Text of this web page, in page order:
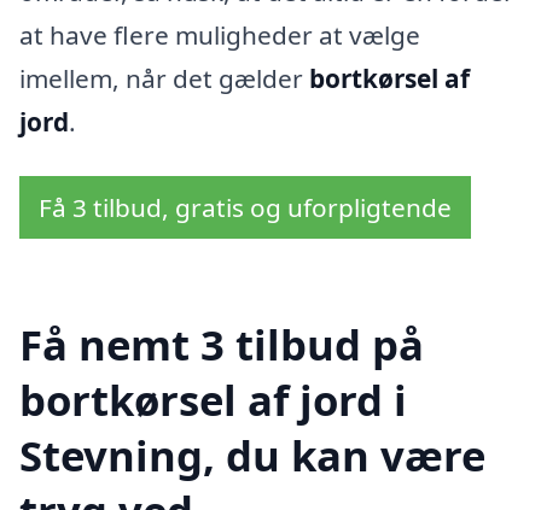
at have flere muligheder at vælge
imellem, når det gælder bortkørsel af
jord.
Få 3 tilbud, gratis og uforpligtende
Få nemt 3 tilbud på
bortkørsel af jord i
Stevning, du kan være